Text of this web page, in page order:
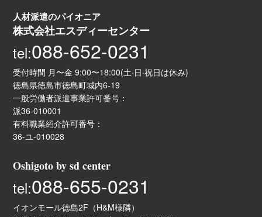
人材派遣のパイオニア
株式会社エスディーセンター
tel:088-652-0231
受付時間 月〜金 9:00〜18:00(土·日·祝日は休み)
徳島県徳島市徳島町城内6-19
一般労働者派遣事業許可番号：
派36-010001
有料職業紹介許可番号：
36-ユ-010028
Oshigoto by sd center
tel:088-655-0231
イオンモール徳島2F（H&M様隣）